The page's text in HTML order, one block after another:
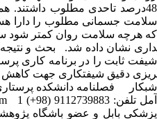
داری نشان داده شد. بحث و
ریزی دقیق شیفت­کاری جهت کاهش